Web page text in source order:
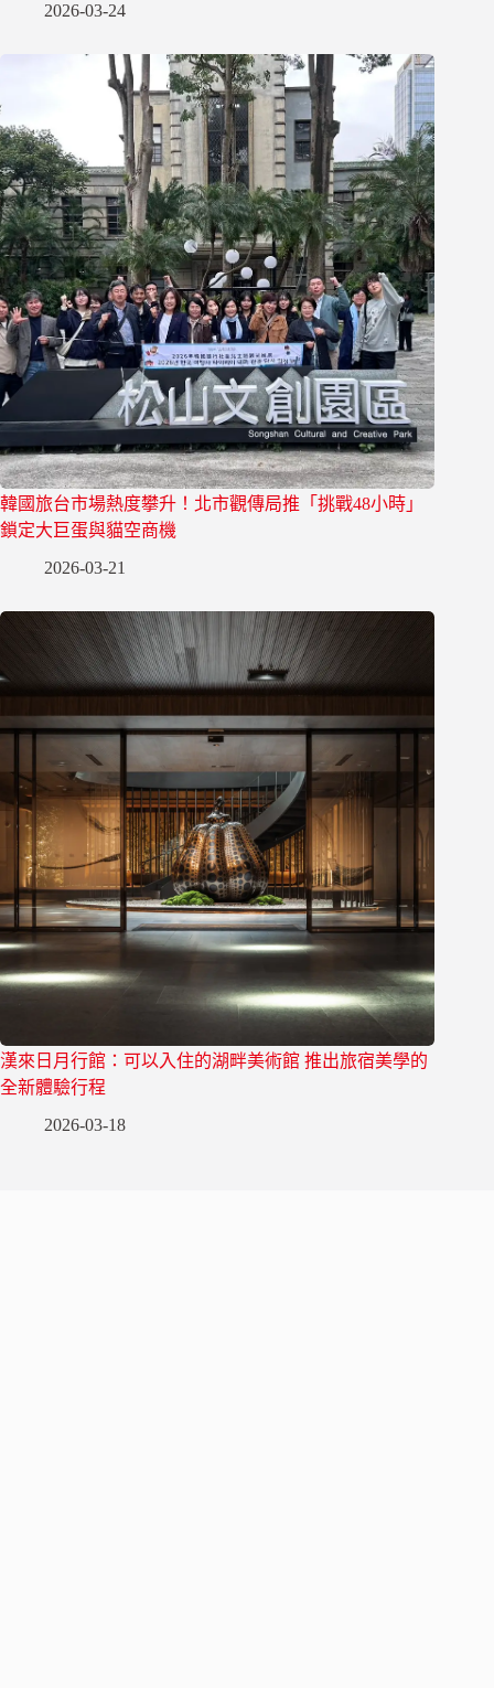
2026-03-24
韓國旅台市場熱度攀升！北市觀傳局推「挑戰48小時」
鎖定大巨蛋與貓空商機
2026-03-21
漢來日月行館：可以入住的湖畔美術館 推出旅宿美學的
全新體驗行程
2026-03-18